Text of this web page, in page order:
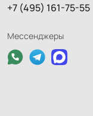
+7 (495) 161-75-55
Мессенджеры